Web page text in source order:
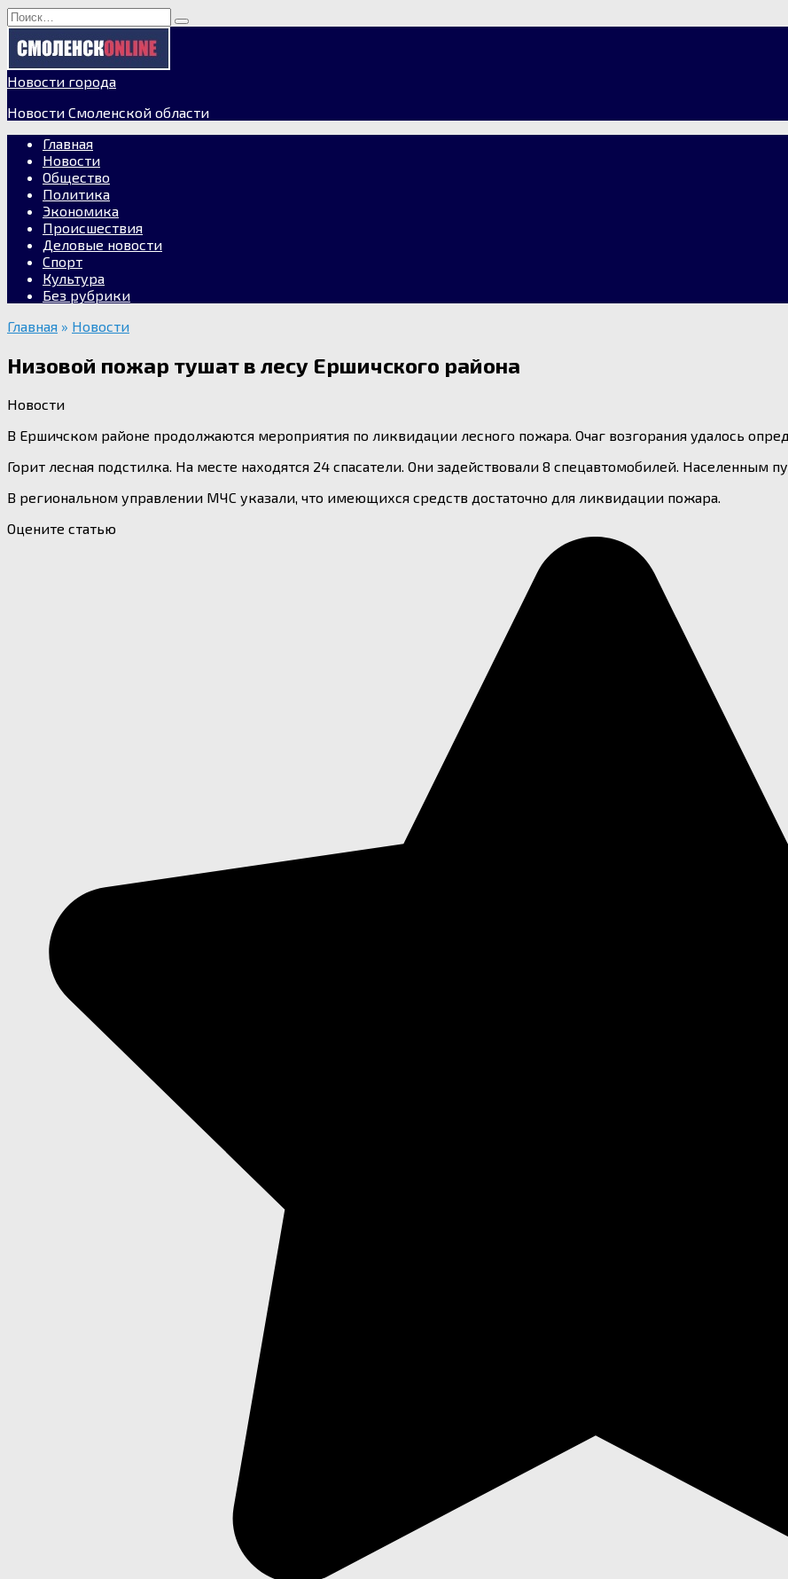
Перейти
к
содержанию
Search
for:
Новости города
Новости Смоленской области
Главная
Новости
Общество
Политика
Экономика
Происшествия
Деловые новости
Спорт
Культура
Без рубрики
Главная » Новости
Низовой пожар тушат в лесу Ершичского района
Новости
В Ершичском районе продолжаются мероприятия по ликвидации лесного пожара. Очаг возгорания удалось
Горит лесная подстилка. На месте находятся 24 спасатели. Они задействовали 8 спецавтомобилей. Населенным
В региональном управлении МЧС указали, что имеющихся средств достаточно для ликвидации пожара.
Оцените статью